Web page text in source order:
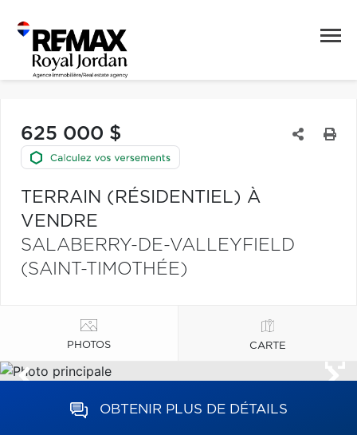
625 000 $
TERRAIN (RÉSIDENTIEL) À
VENDRE
SALABERRY-DE-VALLEYFIELD
(SAINT-TIMOTHÉE)
PHOTOS CARTE
OBTENIR PLUS DE DÉTAILS